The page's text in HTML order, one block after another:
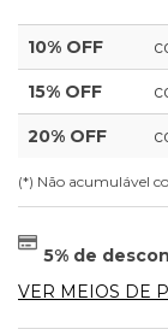
10% OFF
15% OFF
20% OFF
(*) Não acumulável
5% de
VER MEIOS DE